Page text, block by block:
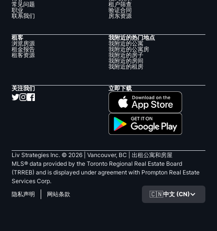
常见问题
职业
联系我们
租户筛查
验证合同
房东资源
租客
浏览房源
租金报告
租客资源
我附近的热门地点
我附近的公寓
我附近的公寓房
我附近的房子
我附近的房间
我附近的租房
关注我们 立即下载
Liv Strategies Inc. © 2026 | Vancouver, BC |
出租公寓和房屋
MLS® data provided by the Toronto Regional Real Estate Board
(TRREB) and is displayed under agreement with Prompton Real Estate
Services Corp.
隐私声明
网站条款 🇨🇳中文 (CN)